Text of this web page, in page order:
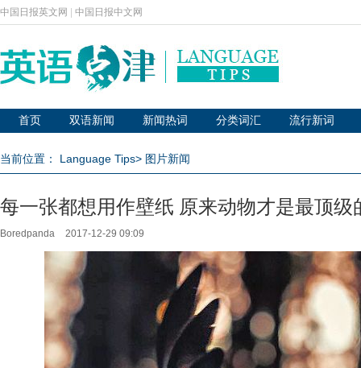
中国日报英文网 中国日报中文网
首页 双语新闻 新闻热词 分类词汇 流行新词
当前位置： Language Tips> 图片新闻
每一张都想用作壁纸 原来动物才是最顶级
Boredpanda 2017-12-29 09:09